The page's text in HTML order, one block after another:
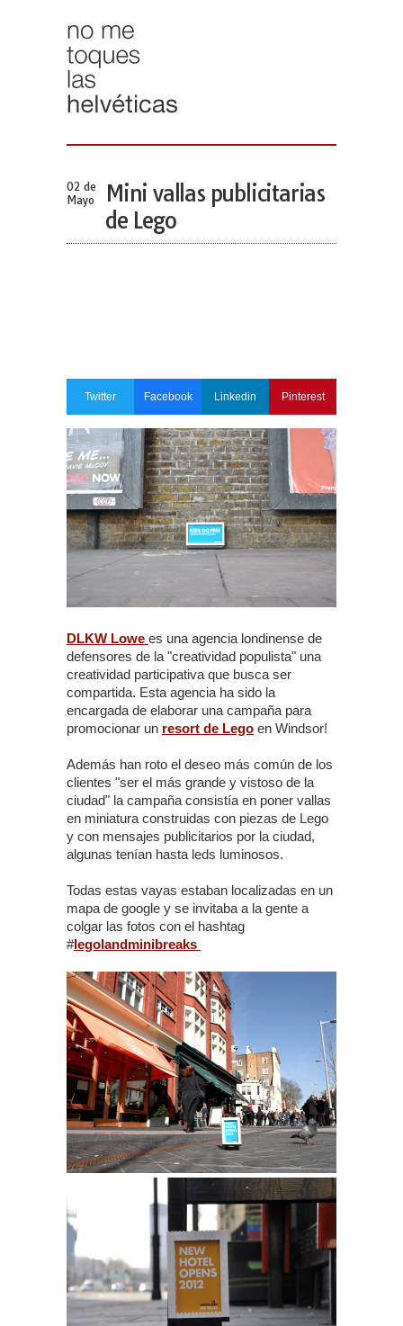
02 de
Mayo
Mini vallas publicitarias
de Lego
Twitter Facebook Linkedin Pinterest
DLKW Lowe es una agencia londinense de
defensores de la "creatividad populista" una
creatividad participativa que busca ser
compartida. Esta agencia ha sido la
encargada de elaborar una campaña para
promocionar un resort de Lego en Windsor!
Además han roto el deseo más común de los
clientes "ser el más grande y vistoso de la
ciudad" la campaña consistía en poner vallas
en miniatura construidas con piezas de Lego
y con mensajes publicitarios por la ciudad,
algunas tenían hasta leds luminosos.
Todas estas vayas estaban localizadas en un
mapa de google y se invitaba a la gente a
colgar las fotos con el hashtag
#legolandminibreaks